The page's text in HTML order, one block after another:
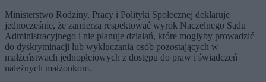
Ministerstwo Rodziny, Pracy i Polityki Społecznej deklaruje
jednocześnie, że zamierza respektować wyrok Naczelnego Sądu
Administracyjnego i nie planuje działań, które mogłyby prowadzić
do dyskryminacji lub wykluczania osób pozostających w
małżeństwach jednopłciowych z dostępu do praw i świadczeń
należnych małżonkom.